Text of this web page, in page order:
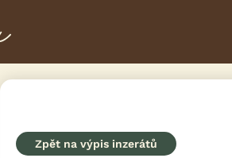
Zpět na výpis inzerátů